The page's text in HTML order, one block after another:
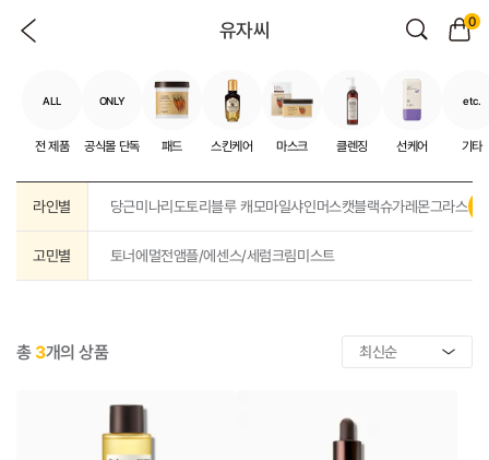
유자씨 0
ALL
전 제품
ONLY
공식몰 단독 패드 스킨케어 마스크 클렌징 선케어
etc.
기타
라인별 당근미나리도토리블루 캐모마일샤인머스캣블랙슈가레몬그라스
고민별 토너에멀전앰플/에센스/세럼크림미스트
총 3개의 상품